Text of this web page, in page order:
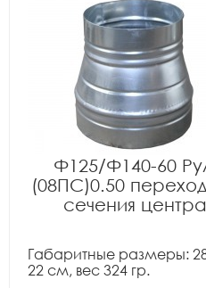
Ф125/Ф140-60
(08ПС)0.50
сечения
Габаритные размеры:
22 см, вес 324 гр.